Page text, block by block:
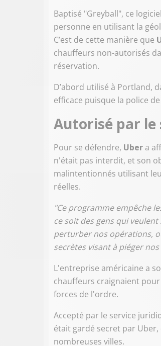
Baptisé "Greyball", ce
personne en utilisant la
C’est de cette manière que
chauffeurs non-autorisés
réservation.
D’abord utilisé à Portland,
efficace puisque la police
Autorisé par le
Pour se défendre, Ubera
n'était pas interdit, et son
malintentionnés utilisant
réelles.
"Ce programme empêche
ce soit des gens qui
perturber nos opérations,
secrètes visant à piéger
L'entreprise américaine a
chauffeurs craignaient
forces de l'ordre.
Accepté par le service
était gardé secret par
nombreuses villes.